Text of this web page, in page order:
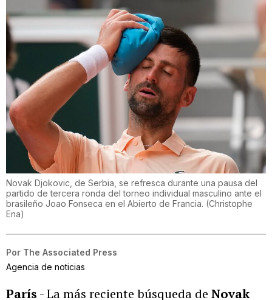
Novak Djokovic, de Serbia, se refresca durante una pausa del
partido de tercera ronda del torneo individual masculino ante el
brasileño Joao Fonseca en el Abierto de Francia. (Christophe
Ena)
Por The Associated Press
Agencia de noticias
París - La más reciente búsqueda de Novak